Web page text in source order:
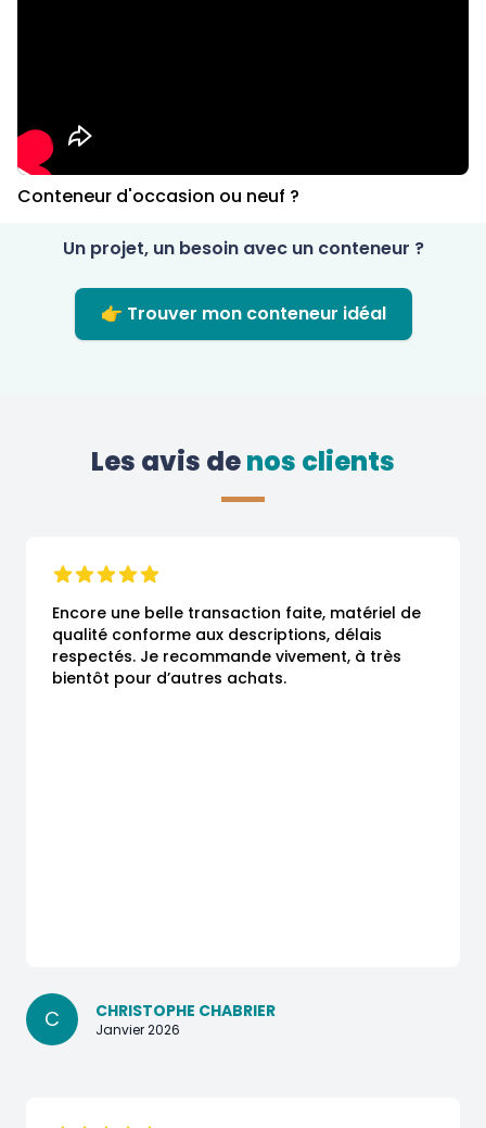
Conteneur d'occasion ou neuf ?
Un projet, un besoin avec un conteneur ?
👉 Trouver mon conteneur idéal
Les avis de nos clients
Encore une belle transaction faite, matériel de
qualité conforme aux descriptions, délais
respectés. Je recommande vivement, à très
bientôt pour d’autres achats.
C CHRISTOPHE CHABRIER
Janvier 2026